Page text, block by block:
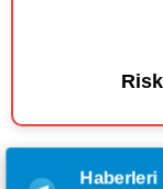
Haberleri